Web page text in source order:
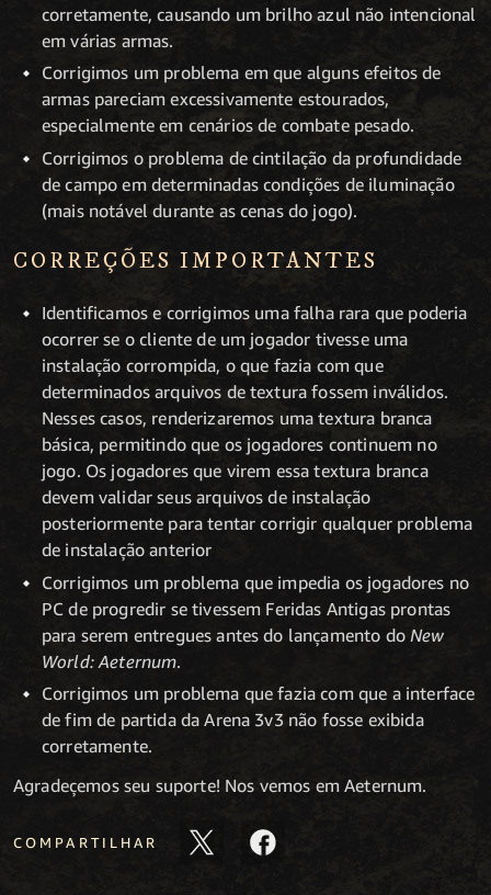
corretamente, causando um brilho azul não intencional
em várias armas.
Corrigimos um problema em que alguns efeitos de
armas pareciam excessivamente estourados,
especialmente em cenários de combate pesado.
Corrigimos o problema de cintilação da profundidade
de campo em determinadas condições de iluminação
(mais notável durante as cenas do jogo).
CORREÇÕES IMPORTANTES
Identificamos e corrigimos uma falha rara que poderia
ocorrer se o cliente de um jogador tivesse uma
instalação corrompida, o que fazia com que
determinados arquivos de textura fossem inválidos.
Nesses casos, renderizaremos uma textura branca
básica, permitindo que os jogadores continuem no
jogo. Os jogadores que virem essa textura branca
devem validar seus arquivos de instalação
posteriormente para tentar corrigir qualquer problema
de instalação anterior
Corrigimos um problema que impedia os jogadores no
PC de progredir se tivessem Feridas Antigas prontas
para serem entregues antes do lançamento do New
World: Aeternum.
Corrigimos um problema que fazia com que a interface
de fim de partida da Arena 3v3 não fosse exibida
corretamente.
Agradeçemos seu suporte! Nos vemos em Aeternum.
COMPARTILHAR